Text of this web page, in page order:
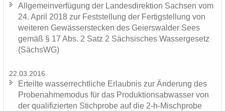
All­ge­mein­ver­fü­gung der Lan­des­di­rek­ti­on Sach­sen vom
24. April 2018 zur Fest­stel­lung der Fer­tig­stel­lung von
wei­te­ren Ge­wäs­ser­ste­cken des Gei­ers­wal­der Sees
gemäß § 17 Abs. 2 Satz 2 Säch­si­sches Was­ser­ge­setz
(SächsWG)
22.03.2016
Er­teil­te was­ser­recht­li­che Er­laub­nis zur Än­de­rung des
Pro­be­nah­me­mo­dus für das Pro­duk­ti­ons­ab­was­ser von
der qua­li­fi­zier­ten Stich­pro­be auf die 2-​h-Mischprobe